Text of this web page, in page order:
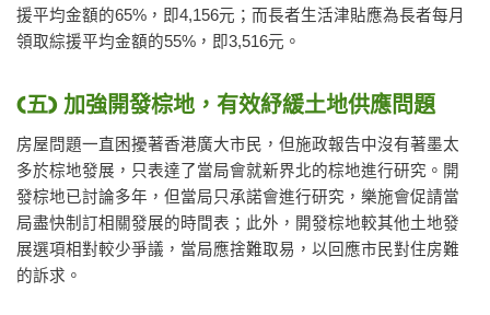
援平均金額的65%，即4,156元；而長者生活津貼應為長者每月
領取綜援平均金額的55%，即3,516元。
(五) 加強開發棕地，有效紓緩土地供應問題
房屋問題一直困擾著香港廣大市民，但施政報告中沒有著墨太
多於棕地發展，只表達了當局會就新界北的棕地進行研究。開
發棕地已討論多年，但當局只承諾會進行研究，樂施會促請當
局盡快制訂相關發展的時間表；此外，開發棕地較其他土地發
展選項相對較少爭議，當局應捨難取易，以回應市民對住房難
的訴求。